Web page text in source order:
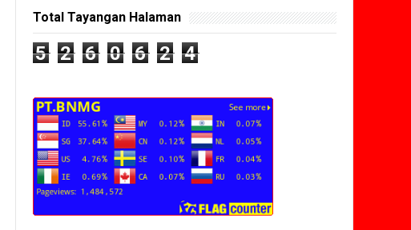
Total Tayangan Halaman
5 2 6 0 6 2 4